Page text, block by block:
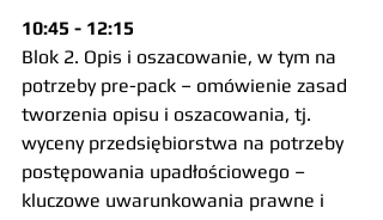
10:45 - 12:15
Blok 2. Opis i oszacowanie, w tym na
potrzeby pre-pack – omówienie zasad
tworzenia opisu i oszacowania, tj.
wyceny przedsiębiorstwa na potrzeby
postępowania upadłościowego –
kluczowe uwarunkowania prawne i